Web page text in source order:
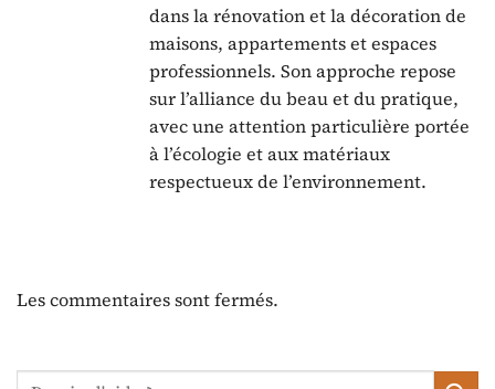
dans la rénovation et la décoration de
maisons, appartements et espaces
professionnels. Son approche repose
sur l’alliance du beau et du pratique,
avec une attention particulière portée
à l’écologie et aux matériaux
respectueux de l’environnement.
Les commentaires sont fermés.